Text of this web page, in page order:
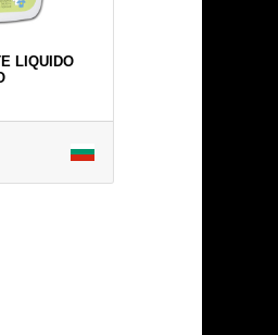
LIQUIDO